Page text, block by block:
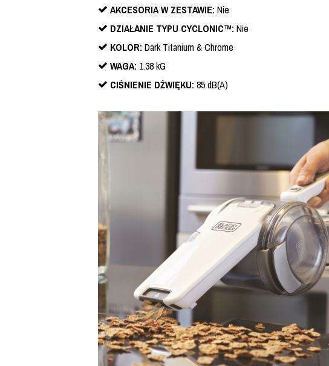
AKCESORIA W ZESTAWIE: Nie
DZIAŁANIE TYPU CYCLONIC™: Nie
KOLOR: Dark Titanium & Chrome
WAGA: 1.38 kG
CIŚNIENIE DŹWIĘKU: 85 dB(A)